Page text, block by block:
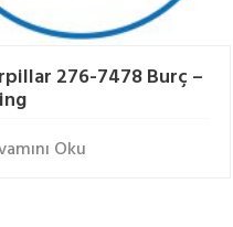
276-7478 Burç –
Oku